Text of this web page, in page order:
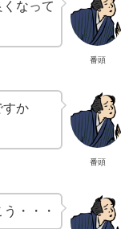
番頭
なって
番頭
すか
・・・